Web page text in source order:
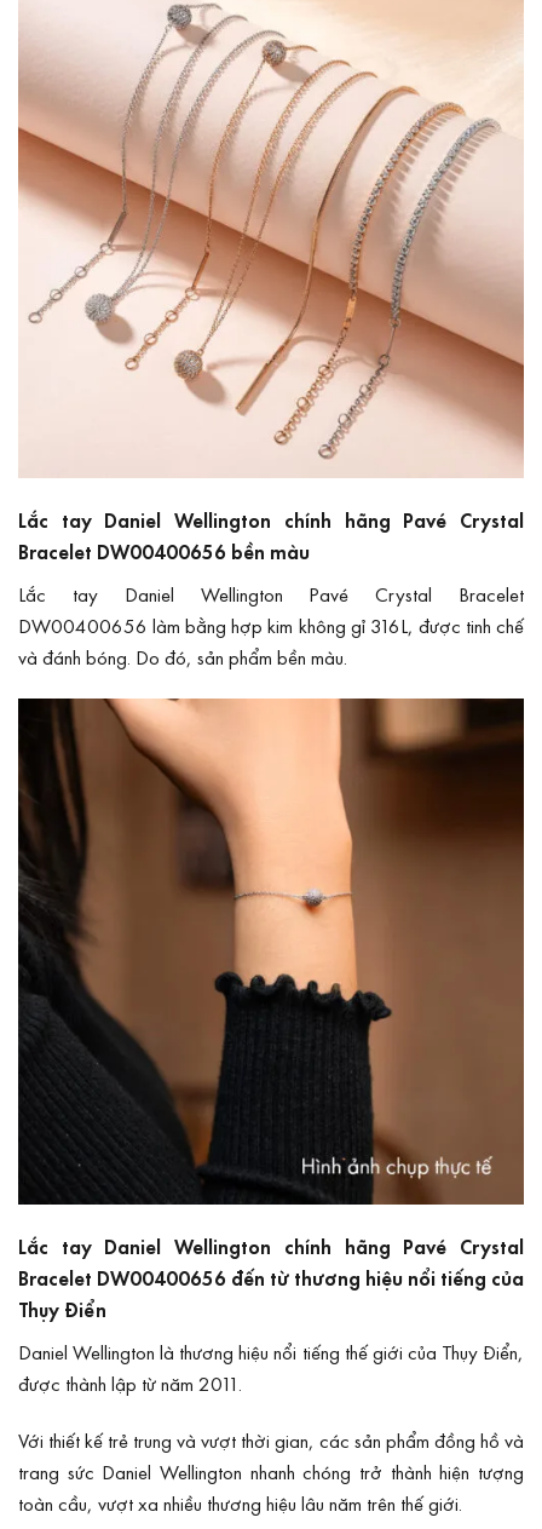
Lắc tay Daniel Wellington chính hãng Pavé Crystal
Bracelet DW00400656 bền màu
Lắc tay Daniel Wellington Pavé Crystal Bracelet
DW00400656 làm bằng hợp kim không gỉ 316L, được tinh chế
và đánh bóng. Do đó, sản phẩm bền màu.
Lắc tay Daniel Wellington chính hãng Pavé Crystal
Bracelet DW00400656 đến từ thương hiệu nổi tiếng của
Thụy Điển
Daniel Wellington là thương hiệu nổi tiếng thế giới của Thụy Điển,
được thành lập từ năm 2011.
Với thiết kế trẻ trung và vượt thời gian, các sản phẩm đồng hồ và
trang sức Daniel Wellington nhanh chóng trở thành hiện tượng
toàn cầu, vượt xa nhiều thương hiệu lâu năm trên thế giới.